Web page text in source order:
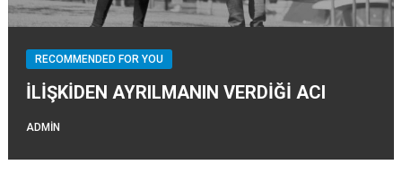
RECOMMENDED FOR YOU
İLİŞKİDEN AYRILMANIN VERDİĞİ ACI
ADMIN